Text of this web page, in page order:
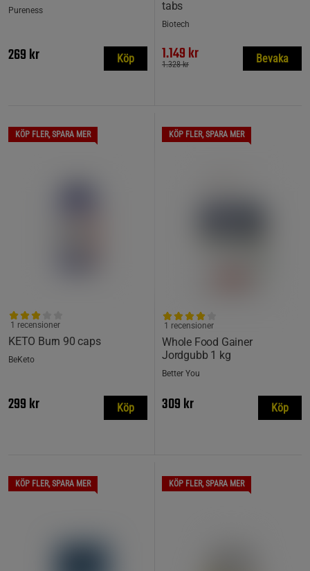
Pureness
269 kr Köp
tabs
Biotech
1.149 kr
1.328 kr Bevaka
KÖP FLER, SPARA MER
KETO Burn 90 caps
1 recensioner
BeKeto
299 kr Köp
KÖP FLER, SPARA MER
Whole Food Gainer
Jordgubb 1 kg
1 recensioner
Better You
309 kr Köp
KÖP FLER, SPARA MER KÖP FLER, SPARA MER